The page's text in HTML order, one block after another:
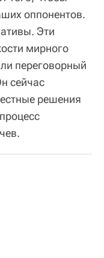
оппонентов.
Эти
мирного
переговорный
сейчас
решения